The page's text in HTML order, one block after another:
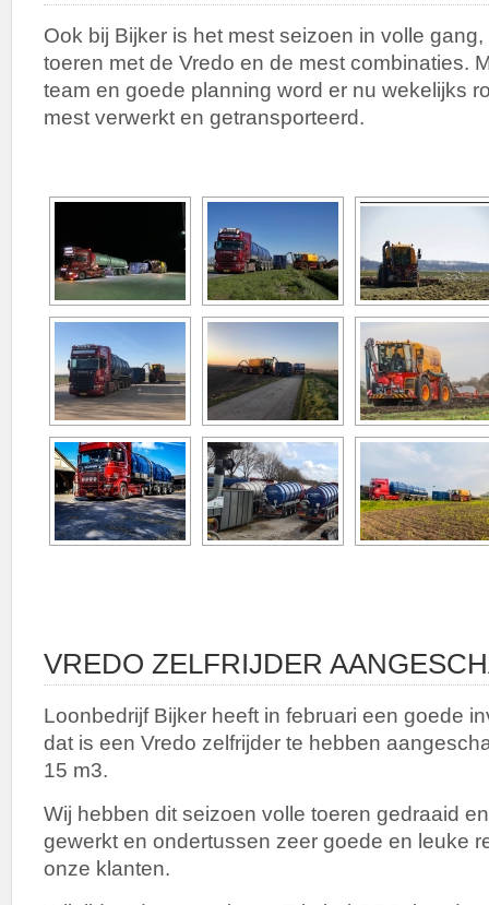
Ook bij Bijker is het mest seizoen in volle
toeren met de Vredo en de mest combinaties.
team en goede planning word er nu wekelijks
mest verwerkt en getransporteerd.
VREDO ZELFRIJDER
Loonbedrijf Bijker heeft in februari een goede
dat is een Vredo zelfrijder te hebben
15 m3.
Wij hebben dit seizoen volle toeren gedraaid
gewerkt en ondertussen zeer goede en leuke
onze klanten.